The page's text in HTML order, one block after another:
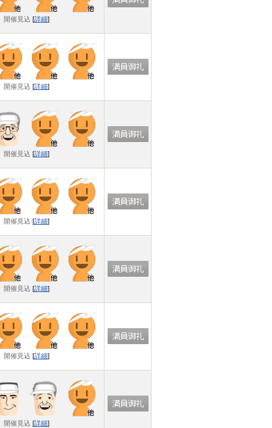
開催見込 [詳細]
開催見込 [詳細]
開催見込 [詳細]
開催見込 [詳細]
開催見込 [詳細]
開催見込 [詳細]
開催見込 [詳細]